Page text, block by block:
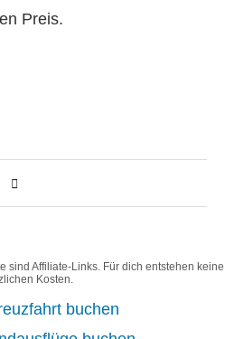
Preis.
sind Affiliate-Links. Für dich entstehen keine
Kosten.
buchen